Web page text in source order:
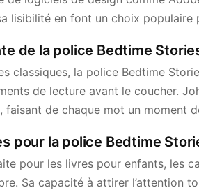
lisibilité en font un choix populaire
de la police Bedtime
classiques, la police Bedtime
de lecture avant le coucher.
faisant de chaque mot un moment
pour la police Bedtime
pour les livres pour enfants, les
Sa capacité à attirer l’attention